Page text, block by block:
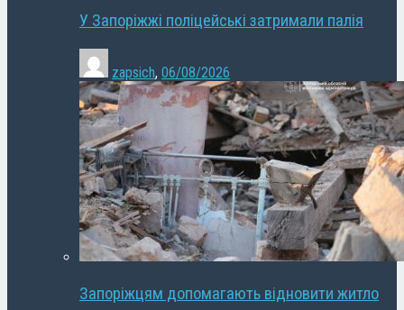
У Запоріжжі поліцейські затримали палія
zapsich, 06/08/2026
Запоріжцям допомагають відновити житло